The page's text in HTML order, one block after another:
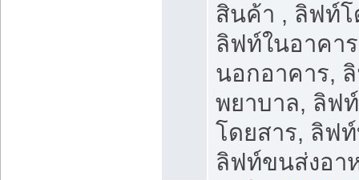
สินค้า , ลิฟท์โ
ลิฟท์ในอาคา
นอกอาคาร,
พยาบาล, ลิฟท์
โดยสาร, ลิฟ
ลิฟท์ขนส่งอา